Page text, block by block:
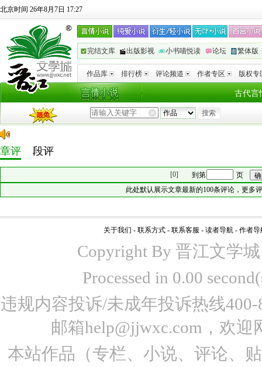
北京时间 26年8月7日 17:27
完结文库 出版影视 小书喵悦读 论坛 繁体版
作品库 排行榜 评论频道 作者专区 版权专
古代言
章评 段评
[0] 到第
页
此处默认展示文章最新的100条评论，更多
关于我们 - 联系方式 - 联系客服 - 读者导航 - 作者导
Copyright By 晋江文学
Processed in 0.00
违规内容投诉/未成年投诉热线
邮箱help@jjwxc.com，欢
本站作品（专栏、小说、评论、